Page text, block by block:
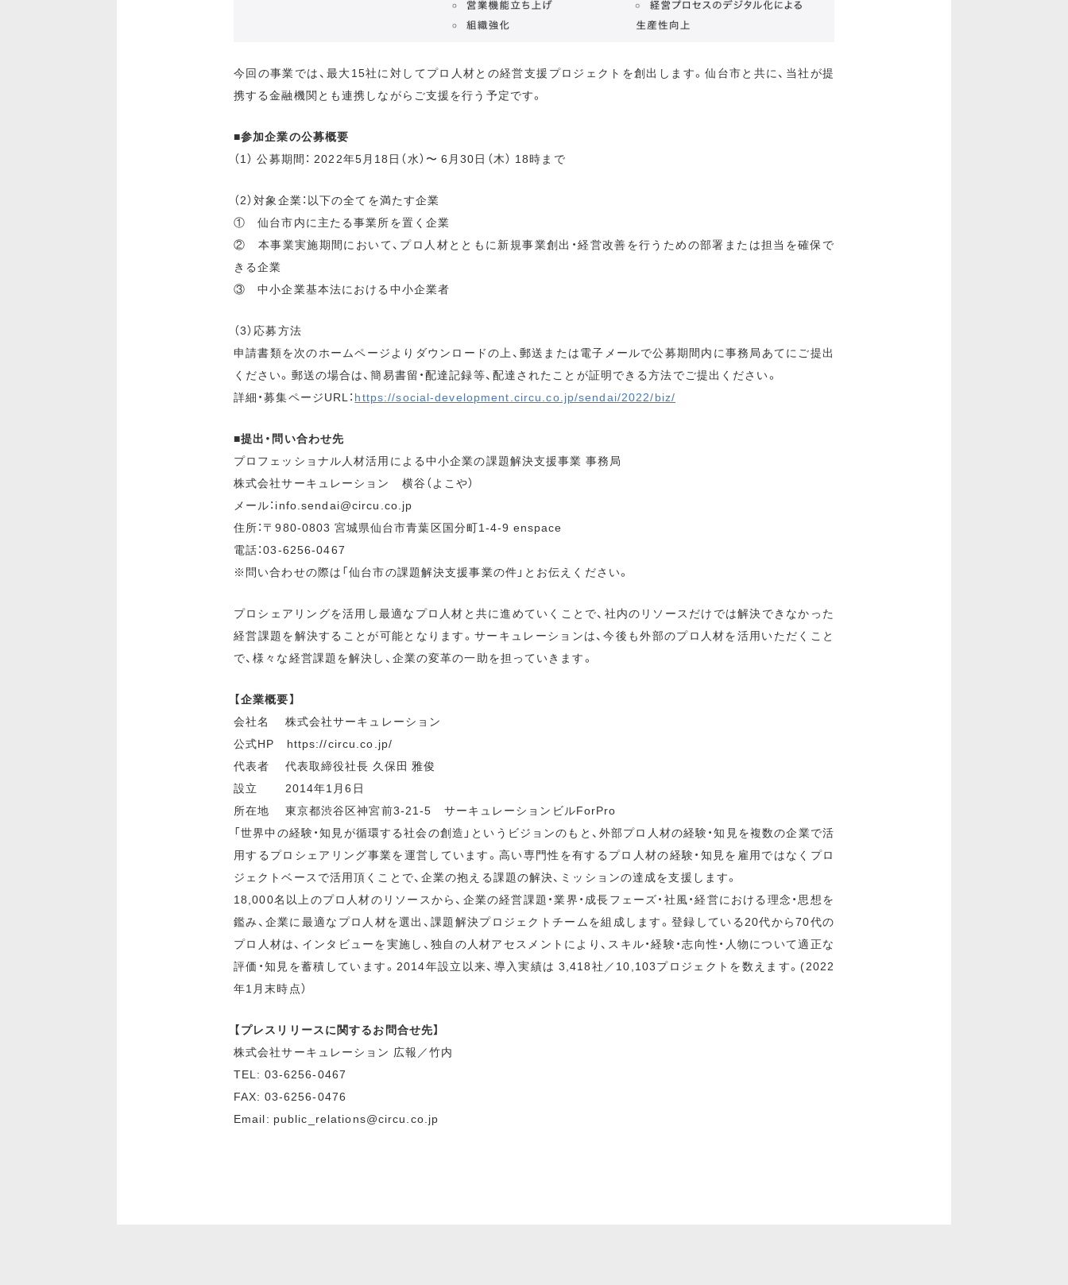
今回の事業では、最大15社に対してプロ人材との経営支援プロジェクトを創出します。仙台市と共に、当社が提
携する金融機関とも連携しながらご支援を行う予定です。
■参加企業の公募概要
（1） 公募期間： 2022年5月18日（水）〜 6月30日（木） 18時まで
（2）対象企業：以下の全てを満たす企業
① 仙台市内に主たる事業所を置く企業
② 本事業実施期間において、プロ人材とともに新規事業創出・経営改善を行うための部署または担当を確保で
きる企業
③ 中小企業基本法における中小企業者
（3）応募方法
申請書類を次のホームページよりダウンロードの上、郵送または電子メールで公募期間内に事務局あてにご提出
ください。郵送の場合は、簡易書留・配達記録等、配達されたことが証明できる方法でご提出ください。
詳細・募集ページURL： https://social-development.circu.co.jp/sendai/2022/biz/
■提出・問い合わせ先
プロフェッショナル人材活用による中小企業の課題解決支援事業 事務局
株式会社サーキュレーション 横谷（よこや）
メール：info.sendai@circu.co.jp
住所：〒980-0803 宮城県仙台市青葉区国分町1‐4‐9 enspace
電話：03-6256-0467
※問い合わせの際は「仙台市の課題解決支援事業の件」とお伝えください。
プロシェアリングを活用し最適なプロ人材と共に進めていくことで、社内のリソースだけでは解決できなかった
経営課題を解決することが可能となります。サーキュレーションは、今後も外部のプロ人材を活用いただくこと
で、様々な経営課題を解決し、企業の変革の一助を担っていきます。
【企業概要】
会社名 株式会社サーキュレーション
公式HP https://circu.co.jp/
代表者 代表取締役社長 久保田 雅俊
設立 2014年1月6日
所在地 東京都渋⾕区神宮前3-21-5 サーキュレーションビルForPro
「世界中の経験・知見が循環する社会の創造」というビジョンのもと、外部プロ人材の経験・知見を複数の企業で活
用するプロシェアリング事業を運営しています。高い専門性を有するプロ人材の経験・知見を雇用ではなくプロ
ジェクトベースで活用頂くことで、企業の抱える課題の解決、ミッションの達成を支援します。
18,000名以上のプロ人材のリソースから、企業の経営課題・業界・成長フェーズ・社風・経営における理念・思想を
鑑み、企業に最適なプロ人材を選出、課題解決プロジェクトチームを組成します。登録している20代から70代の
プロ人材は、インタビューを実施し、独自の人材アセスメントにより、スキル・経験・志向性・人物について適正な
評価・知見を蓄積しています。2014年設立以来、導入実績は 3,418社／10,103プロジェクトを数えます。(2022
年1月末時点）
【プレスリリースに関するお問合せ先】
株式会社サーキュレーション 広報／竹内
TEL: 03-6256-0467
FAX: 03-6256-0476
Email: public_relations@circu.co.jp